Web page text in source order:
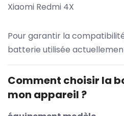
Xiaomi Redmi 4X
Pour garantir la
batterie utilisée
Comment choisir la
mon appareil ?